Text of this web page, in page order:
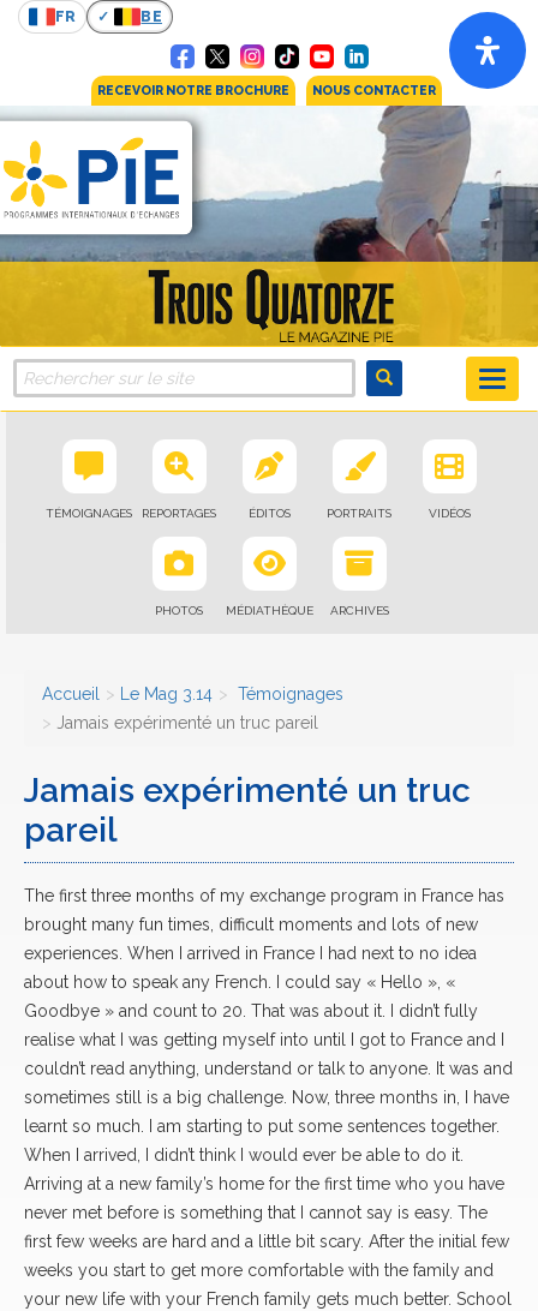
FR BE
RECEVOIR NOTRE BROCHURE NOUS CONTACTER
TÉMOIGNAGES REPORTAGES ÉDITOS PORTRAITS VIDÉOS
PHOTOS MÉDIATHÈQUE ARCHIVES
Accueil Le Mag 3.14
Témoignages
Jamais expérimenté un truc pareil
Jamais expérimenté un truc
pareil
The first three months of my exchange program in France has
brought many fun times, difficult moments and lots of new
experiences. When I arrived in France I had next to no idea
about how to speak any French. I could say « Hello », «
Goodbye » and count to 20. That was about it. I didn’t fully
realise what I was getting myself into until I got to France and I
couldn’t read anything, understand or talk to anyone. It was and
sometimes still is a big challenge. Now, three months in, I have
learnt so much. I am starting to put some sentences together.
When I arrived, I didn’t think I would ever be able to do it.
Arriving at a new family’s home for the first time who you have
never met before is something that I cannot say is easy. The
first few weeks are hard and a little bit scary. After the initial few
weeks you start to get more comfortable with the family and
your new life with your French family gets much better. School